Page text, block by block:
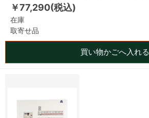
￥77,290(税込)
在庫
取寄せ品
買い物かごへ入れる